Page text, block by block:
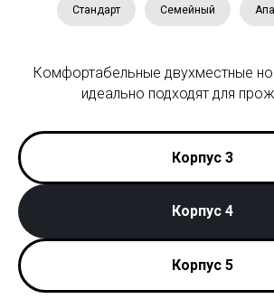
Стандарт Семейный
Комфортабельные двухместные
идеально подходят для
Корпус 3
Корпус 4
Корпус 5